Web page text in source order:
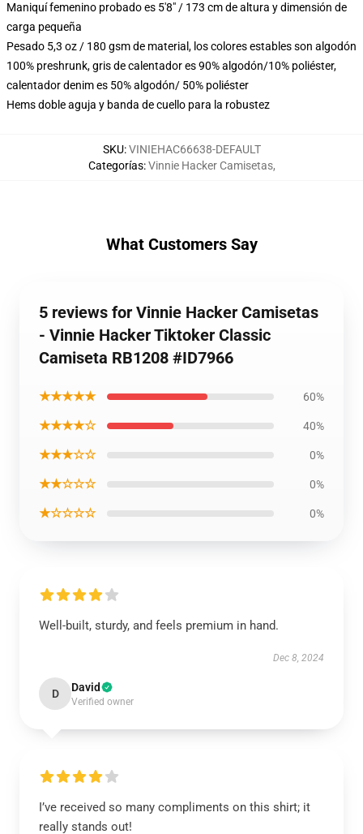
Maniquí femenino probado es 5'8" / 173 cm de altura y dimensión de
carga pequeña
Pesado 5,3 oz / 180 gsm de material, los colores estables son algodón
100% preshrunk, gris de calentador es 90% algodón/10% poliéster,
calentador denim es 50% algodón/ 50% poliéster
Hems doble aguja y banda de cuello para la robustez
SKU:VINIEHAC66638-DEFAULT
Categorías:Vinnie Hacker Camisetas,
What Customers Say
5 reviews for Vinnie Hacker Camisetas
- Vinnie Hacker Tiktoker Classic
Camiseta RB1208 #ID7966
★★★★★ 60%
★★★★☆ 40%
★★★☆☆ 0%
★★☆☆☆ 0%
★☆☆☆☆ 0%
Well-built, sturdy, and feels premium in hand.
Dec 8, 2024
D David
Verified owner
I’ve received so many compliments on this shirt; it
really stands out!